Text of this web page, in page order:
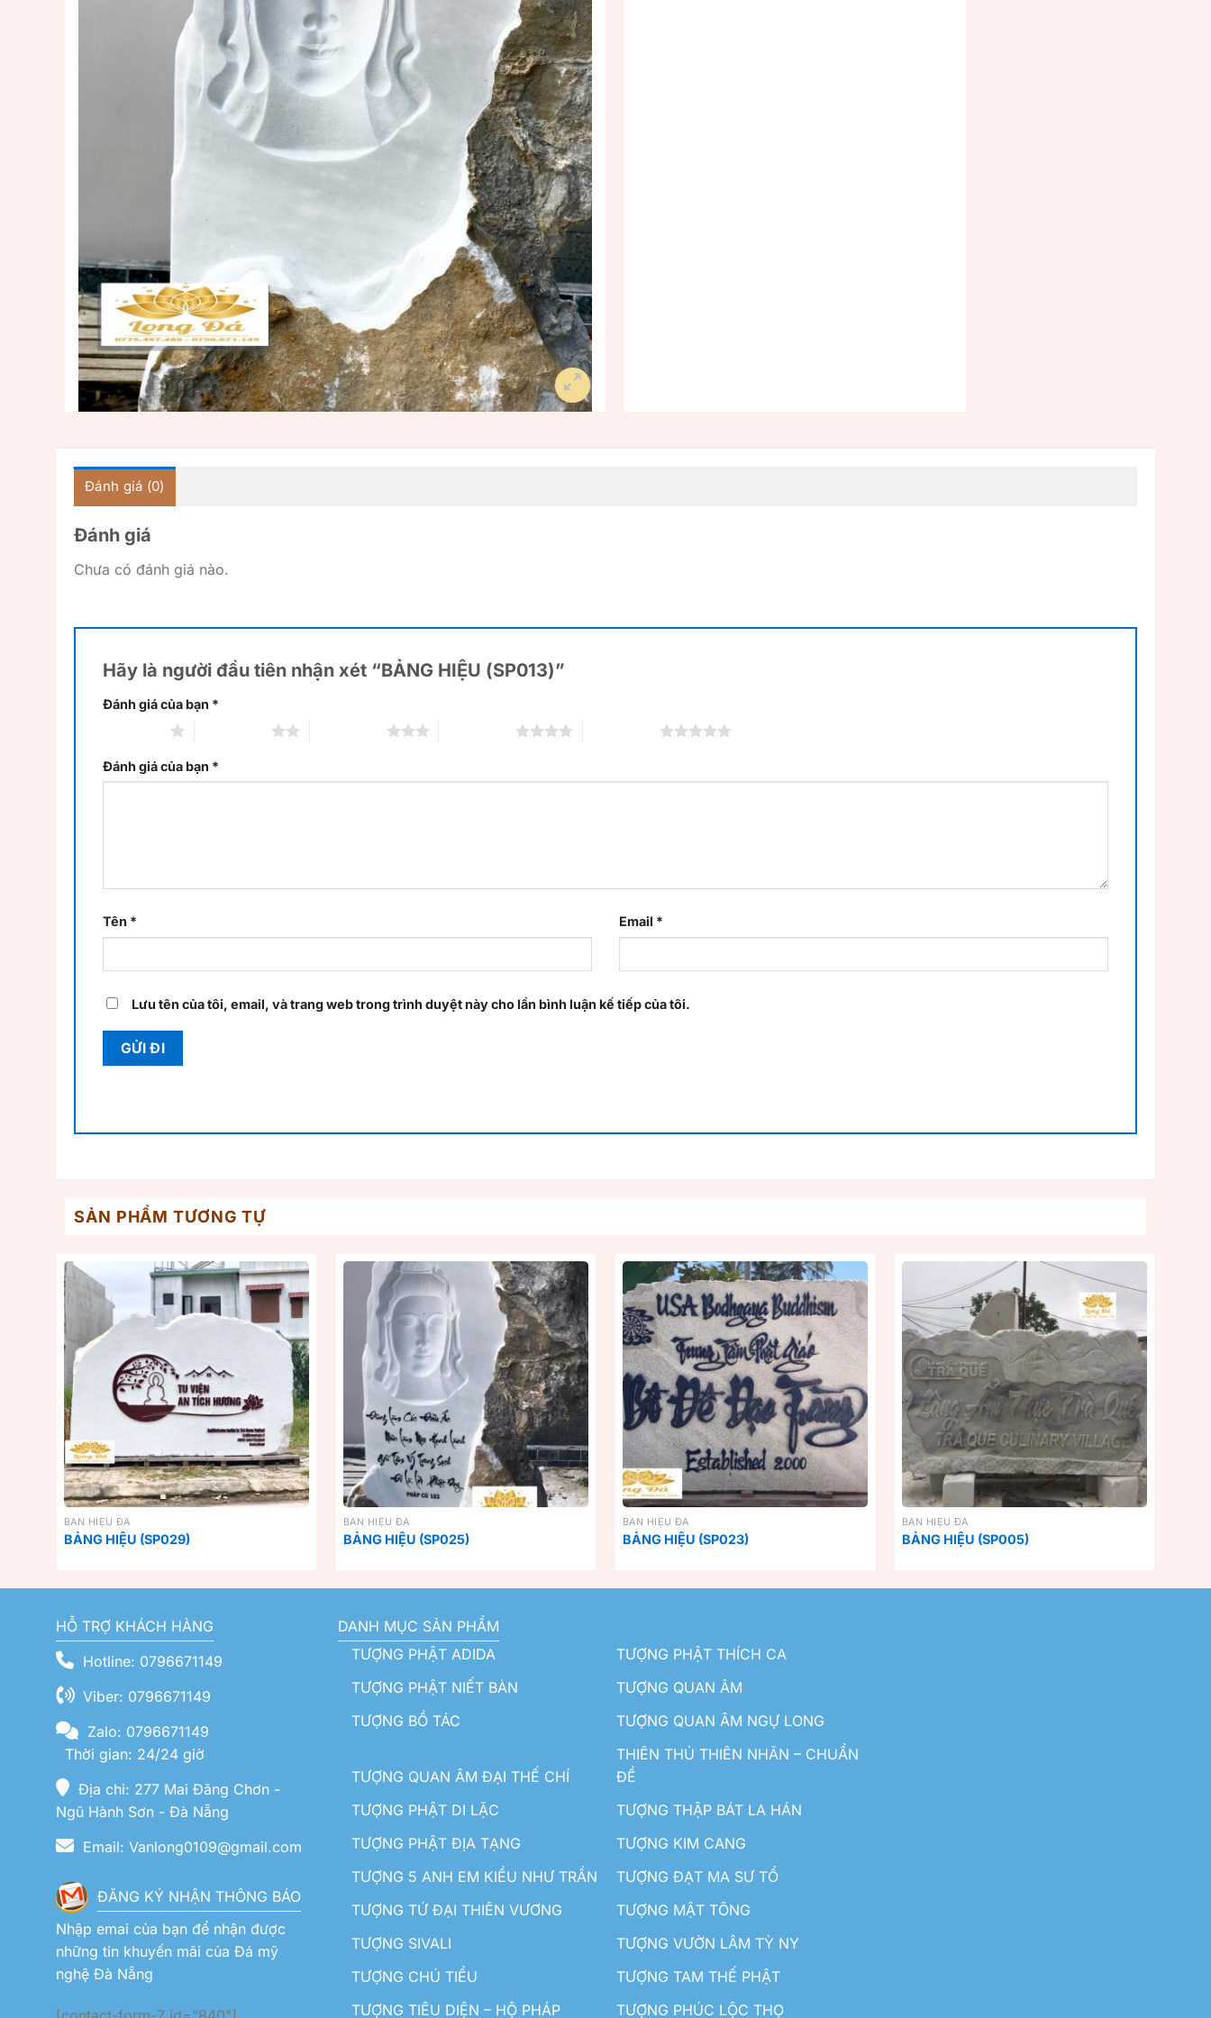
Đánh giá (0)
Đánh giá
Chưa có đánh giá nào.
Hãy là người đầu tiên nhận xét “BẢNG HIỆU (SP013)”
Đánh giá của bạn *
Đánh giá của bạn *
Tên * Email *
Lưu tên của tôi, email, và trang web trong trình duyệt này cho lần bình luận kế tiếp của tôi.
SẢN PHẨM TƯƠNG TỰ
BẢN HIỆU ĐÁ
BẢNG HIỆU (SP029)
BẢN HIỆU ĐÁ
BẢNG HIỆU (SP025)
BẢN HIỆU ĐÁ
BẢNG HIỆU (SP023)
BẢN HIỆU ĐÁ
BẢNG HIỆU (SP005)
HỖ TRỢ KHÁCH HÀNG
Hotline: 0796671149
Viber: 0796671149
Zalo: 0796671149
Thời gian: 24/24 giờ
Địa chỉ: 277 Mai Đăng Chơn -
Ngũ Hành Sơn - Đà Nẵng
Email: Vanlong0109@gmail.com
ĐĂNG KÝ NHẬN THÔNG BÁO
Nhập emai của bạn để nhận được
những tin khuyến mãi của Đá mỹ
nghệ Đà Nẵng
DANH MỤC SẢN PHẨM
TƯỢNG PHẬT ADIDA
TƯỢNG PHẬT THÍCH CA
TƯỢNG PHẬT NIẾT BÀN
TƯỢNG QUAN ÂM
TƯỢNG BỒ TÁC
TƯỢNG QUAN ÂM NGỰ LONG
TƯỢNG QUAN ÂM ĐẠI THẾ CHÍ
THIÊN THỦ THIÊN NHÃN – CHUẨN
ĐỀ
TƯỢNG PHẬT DI LẶC
TƯỢNG THẬP BÁT LA HÁN
TƯỢNG PHẬT ĐỊA TẠNG
TƯỢNG KIM CANG
TƯỢNG 5 ANH EM KIỀU NHƯ TRẦN
TƯỢNG ĐẠT MA SƯ TỔ
TƯỢNG TỨ ĐẠI THIÊN VƯƠNG
TƯỢNG MẬT TÔNG
TƯỢNG SIVALI
TƯỢNG VƯỜN LÂM TỲ NY
TƯỢNG CHÚ TIỂU
TƯỢNG TAM THẾ PHẬT
TƯỢNG TIÊU DIỆN – HỘ PHÁP
TƯỢNG PHÚC LỘC THỌ